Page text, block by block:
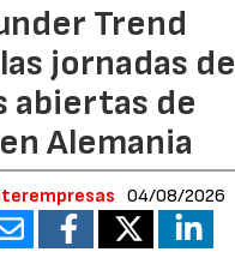
Trend
jornadas de
abiertas de
Alemania
04/08/2026